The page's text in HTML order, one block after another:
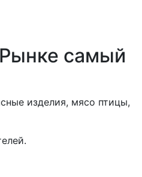
самый
изделия, мясо птицы,